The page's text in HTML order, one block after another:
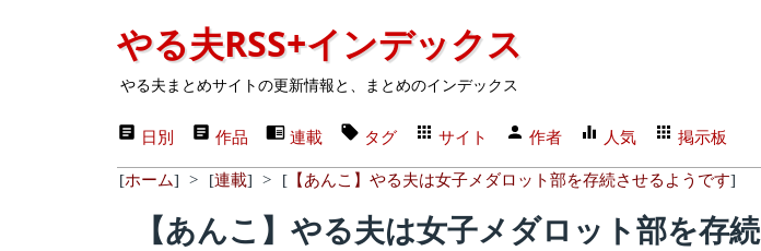
やる夫RSS+インデックス
やる夫まとめサイトの更新情報と、まとめのインデックス
日別 作品 連載 タグ サイト 作者 人気 掲示板
[ホーム] > [連載] > [【あんこ】やる夫は女子メダロット部を存続させるようです]
【あんこ】やる夫は女子メダロット部を存続